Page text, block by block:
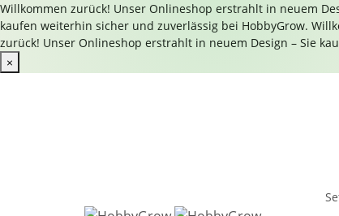
Willkommen zurück! Unser Onlineshop erstrahlt in neuem
kaufen weiterhin sicher und zuverlässig bei HobbyGrow.
zurück! Unser Onlineshop erstrahlt in neuem Design – Sie
×